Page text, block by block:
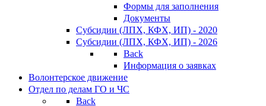
Формы для заполнения
Документы
Субсидии (ЛПХ, КФХ, ИП) - 2020
Субсидии (ЛПХ, КФХ, ИП) - 2026
Back
Информация о заявках
Волонтерское движение
Отдел по делам ГО и ЧС
Back